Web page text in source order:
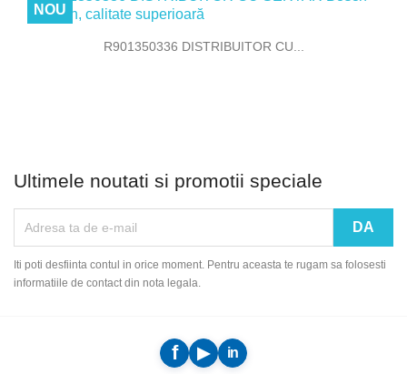
R901350336 DISTRIBUITOR CU...
NOU
Ultimele noutati si promotii speciale
Iti poti desfiinta contul in orice moment. Pentru aceasta te rugam sa folosesti
informatiile de contact din nota legala.